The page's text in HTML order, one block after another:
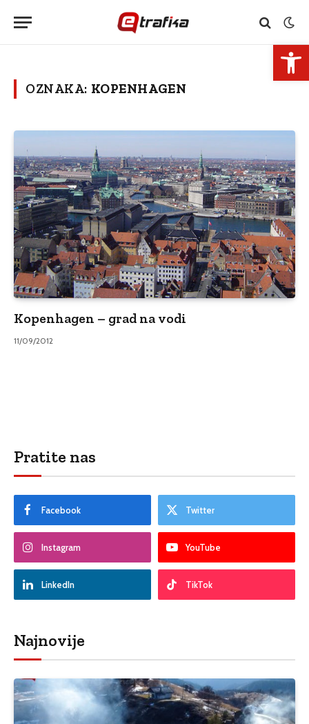
OZNAKA: KOPENHAGEN
Kopenhagen – grad na vodi
11/09/2012
Pratite nas
Facebook Twitter
Instagram YouTube
LinkedIn TikTok
Najnovije